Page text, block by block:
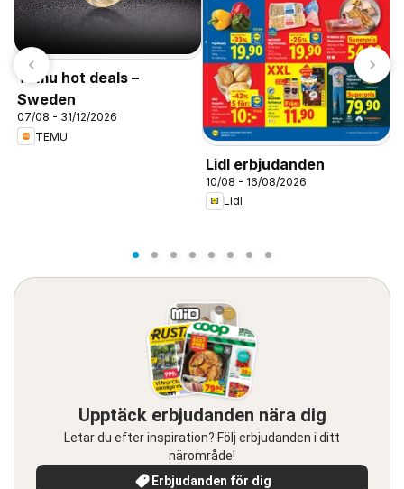
Temu hot deals –
Sweden
07/08 - 31/12/2026
TEMU
Lidl erbjudanden
10/08 - 16/08/2026
Lidl
Upptäck erbjudanden nära dig
Letar du efter inspiration? Följ erbjudanden i ditt
närområde!
Erbjudanden för dig